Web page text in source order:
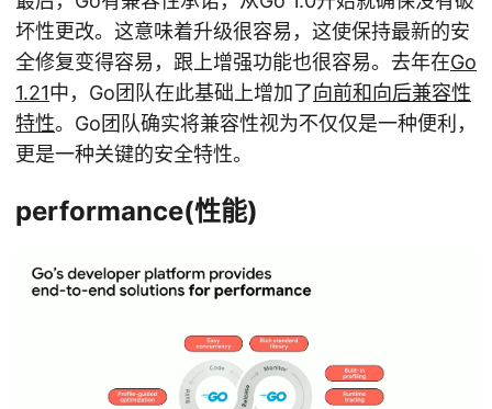
坏性更改。这意味着升级很容易，这使保持最新的安
全修复变得容易，跟上增强功能也很容易。去年在Go
1.21中，Go团队在此基础上增加了向前和向后兼容性
特性。Go团队确实将兼容性视为不仅仅是一种便利，
更是一种关键的安全特性。
performance(性能)